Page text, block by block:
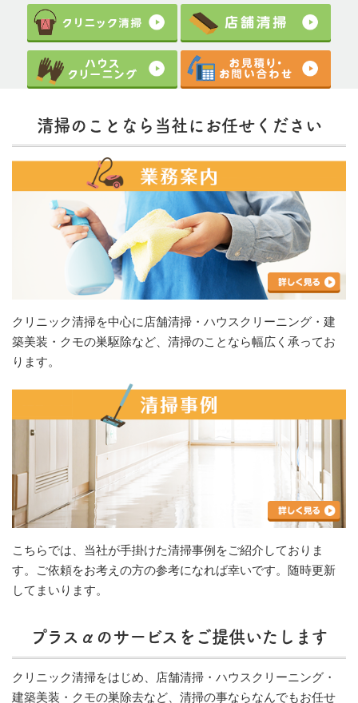
清掃のことなら当社にお任せください
クリニック清掃を中心に店舗清掃・ハウスクリーニング・建
築美装・クモの巣駆除など、清掃のことなら幅広く承ってお
ります。
こちらでは、当社が手掛けた清掃事例をご紹介しておりま
す。ご依頼をお考えの方の参考になれば幸いです。随時更新
してまいります。
プラスαのサービスをご提供いたします
クリニック清掃をはじめ、店舗清掃・ハウスクリーニング・
建築美装・クモの巣除去など、清掃の事ならなんでもお任せ